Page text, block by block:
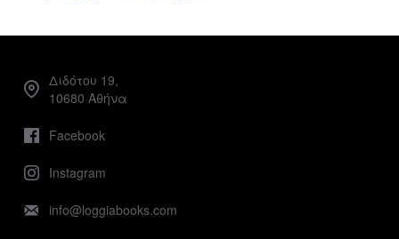
Διδότου 19,
10680 Αθήνα
Facebook
Instagram
info@loggiabooks.com